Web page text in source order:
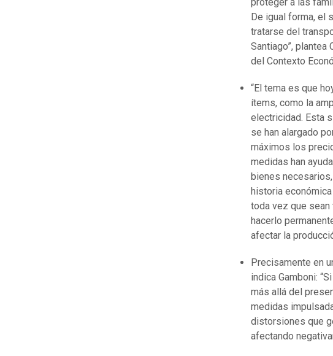
De igual forma, el
tratarse del
Santiago”, plantea
del Contexto
“El tema es que
ítems, como la
electricidad. Esta
se han alargado
máximos los
medidas han
bienes
historia
toda vez que
hacerlo
afectar la
Precisamente en
indica Gamboni:
más allá del
medidas
distorsiones que
afectando